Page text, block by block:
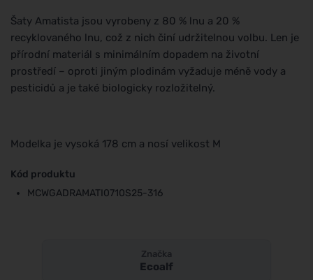
Šaty Amatista jsou vyrobeny z 80 % lnu a 20 %
recyklovaného lnu, což z nich činí udržitelnou volbu. Len je
přírodní materiál s minimálním dopadem na životní
prostředí – oproti jiným plodinám vyžaduje méně vody a
pesticidů a je také biologicky rozložitelný.
Modelka je vysoká 178 cm a nosí velikost M
Kód produktu
MCWGADRAMATI0710S25-316
Značka
Ecoalf